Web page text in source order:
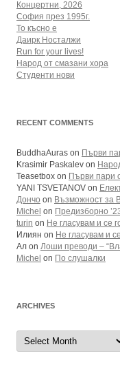
Концертни, 2026
София през 1995г.
То късно е
Даирк Носталжи
Run for your lives!
Народ от смазани хора
Студенти нови
RECENT COMMENTS
BuddhaAuras on Първи
Krasimir Paskalev on
Teasetbox on Първи пари
YANI TSVETANOV on
Дончо on Възможност за
Michel on Предизборно
turin on Не гласувам и се
Илиян on Не гласувам и
Ал on Лоши преводи –
Michel on По слушалки
ARCHIVES
Archives